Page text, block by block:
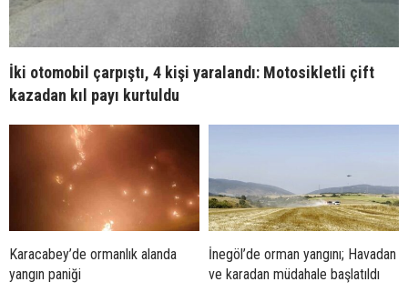
İki otomobil çarpıştı, 4 kişi yaralandı: Motosikletli çift
kazadan kıl payı kurtuldu
Karacabey’de ormanlık alanda
yangın paniği
İnegöl’de orman yangını; Havadan
ve karadan müdahale başlatıldı